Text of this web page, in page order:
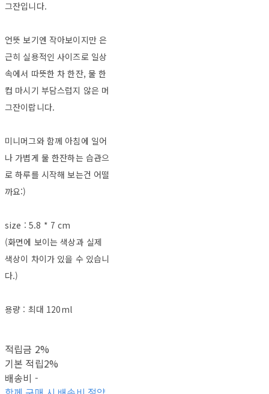
그잔입니다.
언뜻 보기엔 작아보이지만 은
근히 실용적인 사이즈로 일상
속에서 따뜻한 차 한잔, 물 한
컵 마시기 부담스럽지 않은 머
그잔이랍니다.
미니머그와 함께 아침에 일어
나 가볍게 물 한잔하는 습관으
로 하루를 시작해 보는건 어떨
까요:)
size : 5.8 * 7 cm
(화면에 보이는 색상과 실제
색상이 차이가 있을 수 있습니
다.)
용량 : 최대 120ml
적립금 2%
기본 적립2%
배송비 -